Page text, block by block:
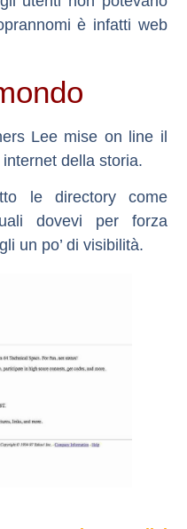
è infatti web
Leemise on line il
della storia.
le directory come
dovevi per forza
un po’ di visibilità.